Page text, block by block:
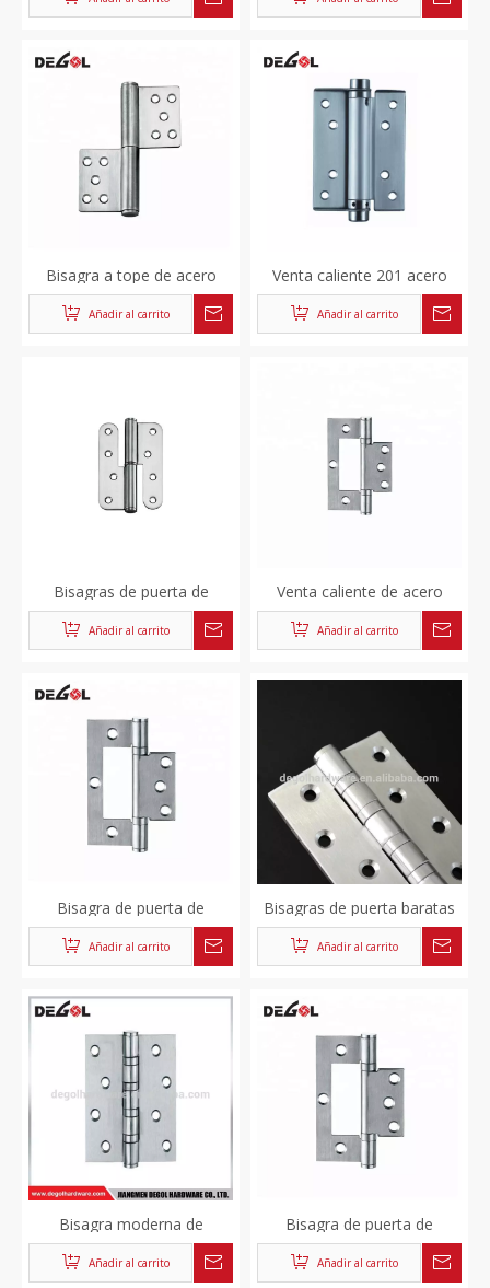
puerta con rodamiento de
forma de L Bisagra de
Bisagra de puerta hidráulica
Bisagra a tope de acero
inoxidable con cojinetes de
bolas de alta calidad
Añadir al carrito
Venta caliente 201 acero
inoxidable España vidrio
puerta y ventana fábrica
Añadir al carrito
Bisagras de puerta de
madera L de alta calidad
para muebles Bisagras de
Añadir al carrito
Venta caliente de acero
inoxidable tipo de bisagra
pesada puerta batiente para
Añadir al carrito
Bisagra de puerta de
gabinete de espejo de
cocina con cierre
Añadir al carrito
Bisagras de puerta baratas
de 102 mm Bisagras de
puerta con rodamiento de
Añadir al carrito
Bisagra moderna de
aluminio de alta calidad para
puertas de vidrio de alta
Añadir al carrito
Bisagra de puerta de
gabinete de espejo de
cocina con cierre
Añadir al carrito